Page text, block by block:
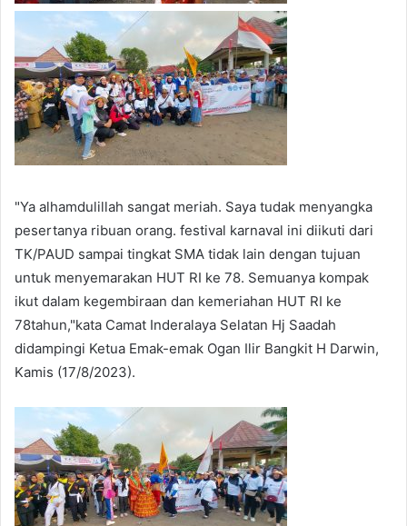
"Ya alhamdulillah sangat meriah. Saya tudak menyangka
pesertanya ribuan orang. festival karnaval ini diikuti dari
TK/PAUD sampai tingkat SMA tidak lain dengan tujuan
untuk menyemarakan HUT RI ke 78. Semuanya kompak
ikut dalam kegembiraan dan kemeriahan HUT RI ke
78tahun,"kata Camat Inderalaya Selatan Hj Saadah
didampingi Ketua Emak-emak Ogan Ilir Bangkit H Darwin,
Kamis (17/8/2023).